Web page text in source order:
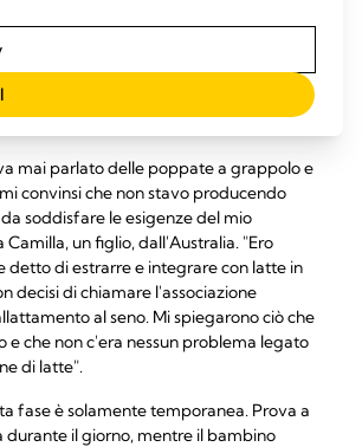
volte hanno difficoltà a tranquillizzarsi e
qualcuno che li aiuti. Quale modo migliore
una poppata, che non è soltanto una
ma anche un aiuto contro i dolori e una
della felicità?10
mai parlato delle poppate a grappolo e
convinsi che non stavo producendo
soddisfare le esigenze del mio
un figlio, dall'Australia. "Ero
detto di estrarre e integrare con latte in
decisi di chiamare l'associazione
al seno. Mi spiegarono ciò che
e che non c'era nessun problema legato
di latte".
fase è solamente temporanea. Prova a
durante il giorno, mentre il bambino